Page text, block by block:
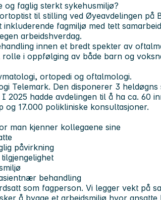
og faglig sterkt sykehusmiljø?
til stilling ved Øyeavdelingen på
fagmiljø med tett
arbeidshverdag.
innen et bredt spekter av
i oppfølging av både barn og
ortopedi og oftalmologi.
Telemark. Den disponerer 3 heldøgns
2025 hadde avdelingen til å ha ca. 60
og 17.000 polikliniske konsultasjoner.
man kjenner kollegaene sine
påvirkning
behandling
som fagperson. Vi legger vekt på